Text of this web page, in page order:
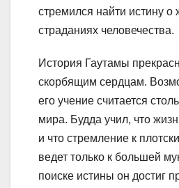
стремился найти истину о
страданиях человечества.
История Гаутамы
скорбящим сердцам.
его учение считается
мира. Будда учил, что
и что стремление к
ведет только к большей
поиске истины он достиг